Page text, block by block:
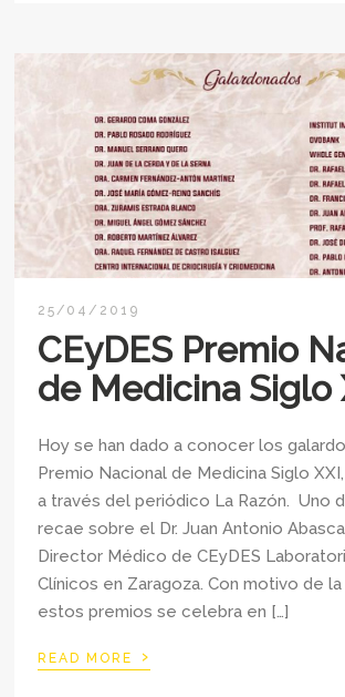
25/04/2019
CEyDES Premio
de Medicina Siglo
Hoy se han dado a conocer los
Premio Nacional de Medicina Siglo
a través del periódico La Razón. Uno
recae sobre el Dr. Juan Antonio
Director Médico de CEyDES
Clínicos en Zaragoza. Con motivo de
estos premios se celebra en […]
READ MORE ›